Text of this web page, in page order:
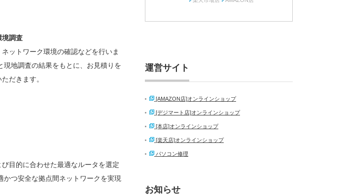
境調査
ットワーク環境の確認などを行いま
現地調査の結果をもとに、お見積りを
だきます。
目的に合わせた最適なルータを選定
かつ安全な拠点間ネットワークを実現
運営サイト
[AMAZON店]オンラインショップ
[デジマート店]オンラインショップ
[本店]オンラインショップ
[楽天店]オンラインショップ
パソコン修理
お知らせ